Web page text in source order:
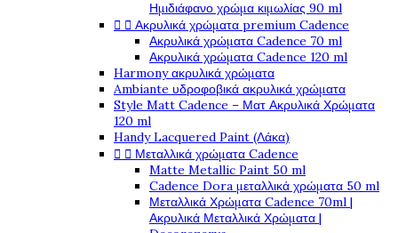
Ημιδιάφανο χρώμα κιμωλίας 90 ml
  Ακρυλικά χρώματα premium Cadence
Ακρυλικά χρώματα Cadence 70 ml
Ακρυλικά χρώματα Cadence 120 ml
Harmony ακρυλικά χρώματα
Ambiante υδροφοβικά ακρυλικά χρώματα
Style Matt Cadence – Ματ Ακρυλικά Χρώματα
120 ml
Handy Lacquered Paint (Λάκα)
  Μεταλλικά χρώματα Cadence
Matte Metallic Paint 50 ml
Cadence Dora μεταλλικά χρώματα 50 ml
Μεταλλικά Χρώματα Cadence 70ml |
Ακρυλικά Μεταλλικά Χρώματα |